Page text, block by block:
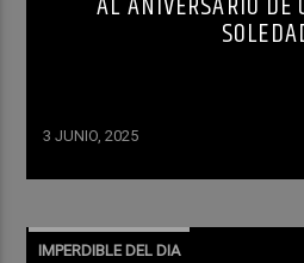
3 JUNIO, 2025
IMPERDIBLE DEL DIA